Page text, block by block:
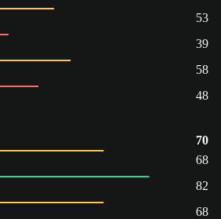
53
39
58
48
70
68
82
68